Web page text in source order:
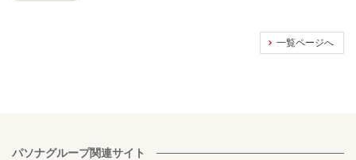
一覧ページへ
パソナグループ関連サイト